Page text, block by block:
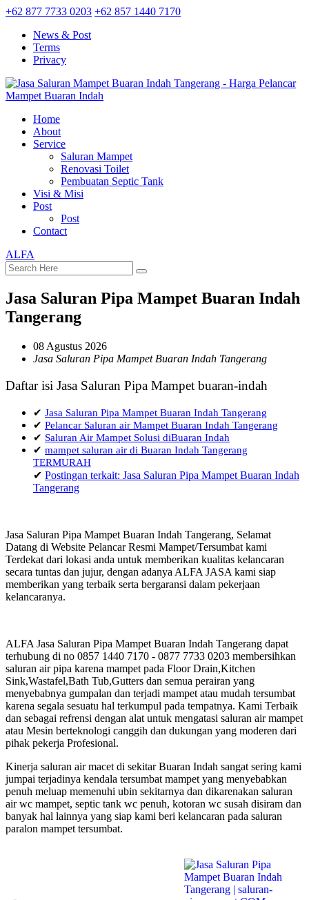
+62 877 7733 0203 +62 857 1440 7170
News & Post
Terms
Privacy
Home
About
Service
Saluran Mampet
Renovasi Toilet
Pembuatan Septic Tank
Visi & Misi
Post
Post
Contact
ALFA
Jasa Saluran Pipa Mampet Buaran Indah
Tangerang
08 Agustus 2026
Jasa Saluran Pipa Mampet Buaran Indah Tangerang
Daftar isi Jasa Saluran Pipa Mampet buaran-indah
✔ Jasa Saluran Pipa Mampet Buaran Indah Tangerang
✔ Pelancar Saluran air Mampet Buaran Indah Tangerang
✔ Saluran Air Mampet Solusi diBuaran Indah
✔ mampet saluran air di Buaran Indah Tangerang
TERMURAH
✔ Postingan terkait: Jasa Saluran Pipa Mampet Buaran Indah
Tangerang
Jasa Saluran Pipa Mampet Buaran Indah Tangerang, Selamat
Datang di Website Pelancar Resmi Mampet/Tersumbat kami
Terdekat dari lokasi anda untuk memberikan kualitas kelancaran
secara tuntas dan jujur, dengan adanya ALFA JASA kami siap
memberikan yang terbaik serta bergaransi dalam pekerjaan
kelancaranya.
ALFA Jasa Saluran Pipa Mampet Buaran Indah Tangerang dapat
terhubung di no 0857 1440 7170 - 0877 7733 0203 membersihkan
saluran air pipa karena mampet pada Floor Drain,Kitchen
Sink,Wastafel,Bath Tub,Gutters dan semua perairan yang
menyebabnya gumpalan dan terjadi mampet atau mudah tersumbat
karena segala sesuatu hal terkumpul pada tempatnya. Kami Terbaik
dan sebagai refrensi dengan alat untuk mengatasi saluran air mampet
atau Mesin berteknologi canggih dan dukungan yang moderen dari
pihak pekerja Profesional.
Kinerja saluran air macet di sekitar Buaran Indah sangat sering kami
jumpai terjadinya kendala tersumbat mampet yang menyebabkan
penuh meluap memenuhi ubin sekitarnya dan dikarenakan saluran
air wc mampet, septic tank wc penuh, kotoran wc susah disiram dan
banyak hal lainnya yang siap kami beri kelancaran pada saluran
paralon mampet tersumbat.